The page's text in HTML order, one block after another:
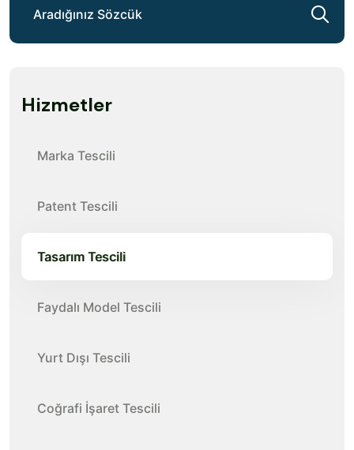
Hizmetler
Marka Tescili
Patent Tescili
Tasarım Tescili
Faydalı Model Tescili
Yurt Dışı Tescili
Coğrafi İşaret Tescili